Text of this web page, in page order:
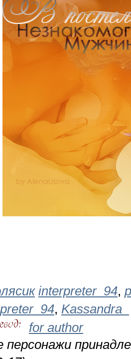
interpreter_94,
, Kassandra_
for author
персонажи